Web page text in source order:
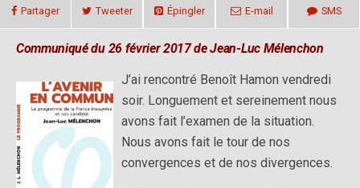
Partager Tweeter Épingler E-mail SMS
Communiqué du 26 février 2017 de Jean-Luc Mélenchon
J’ai rencontré Benoît Hamon vendredi
soir. Longuement et sereinement nous
avons fait l’examen de la situation.
Nous avons fait le tour de nos
convergences et de nos divergences.